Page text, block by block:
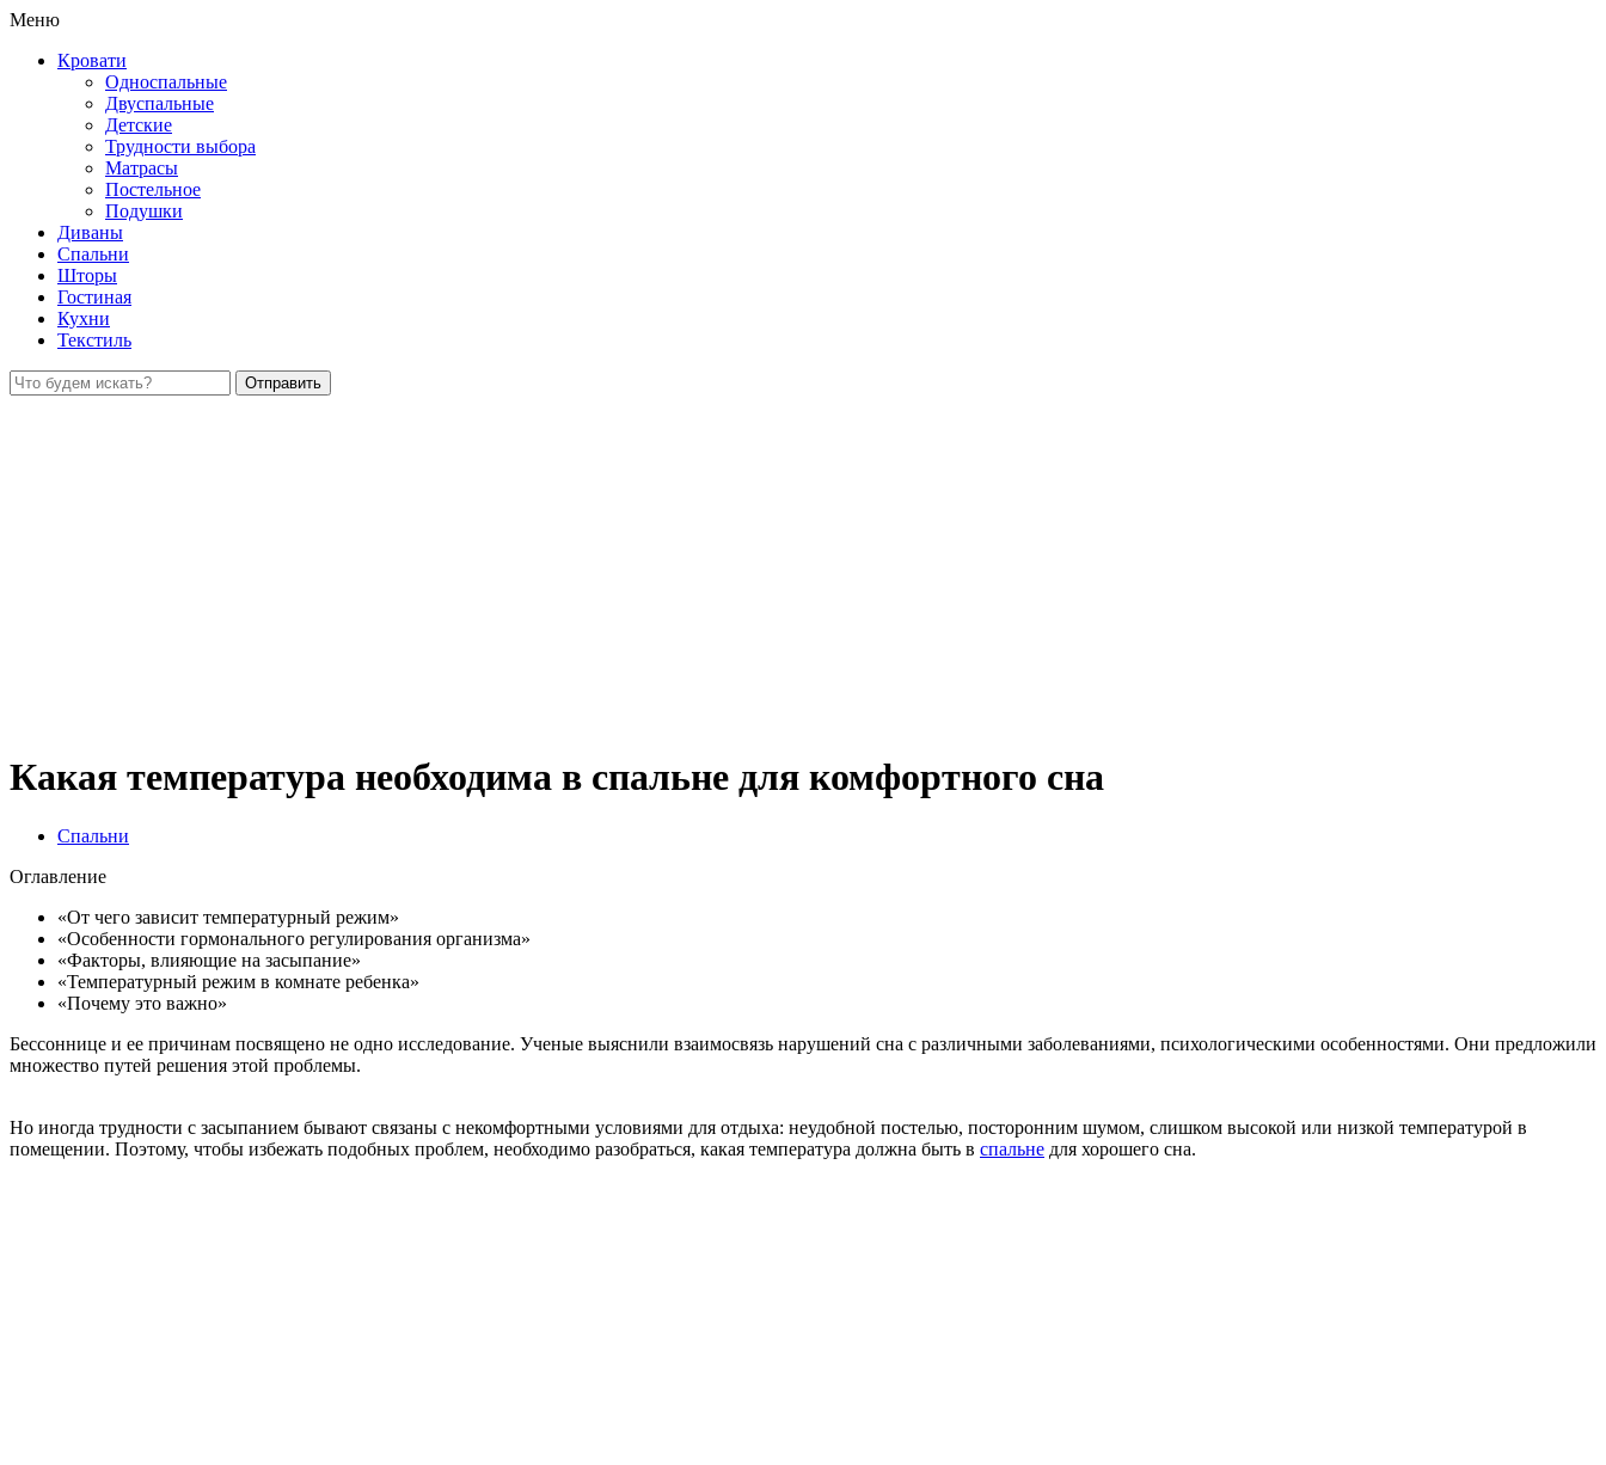
Меню
Кровати
Односпальные
Двуспальные
Детские
Трудности выбора
Матрасы
Постельное
Подушки
Диваны
Спальни
Шторы
Гостиная
Кухни
Текстиль
Какая температура необходима в спальне для комфортного сна
Спальни
Оглавление
«От чего зависит температурный режим»
«Особенности гормонального регулирования организма»
«Факторы, влияющие на засыпание»
«Температурный режим в комнате ребенка»
«Почему это важно»
Бессоннице и ее причинам посвящено не одно исследование. Ученые выяснили взаимосвязь нарушений сна с различными заболеваниями, психологическими особенностями. Они предложили
множество путей решения этой проблемы.
Но иногда трудности с засыпанием бывают связаны с некомфортными условиями для отдыха: неудобной постелью, посторонним шумом, слишком высокой или низкой температурой в
помещении. Поэтому, чтобы избежать подобных проблем, необходимо разобраться, какая температура должна быть в спальне для хорошего сна.